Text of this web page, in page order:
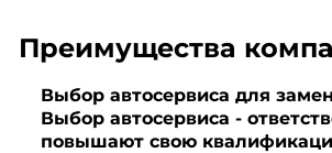
Преимущества
Выбор автосервиса для
Выбор автосервиса -
повышают свою